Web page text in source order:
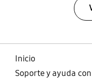
Inicio
Soporte y ayuda